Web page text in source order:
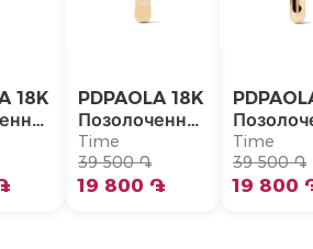
18K
U
PDPAOLA 18K
Позолоченная
Серебряная
Моно-серьга/
PG01-090-U
Time
39 500 ֏
19 800 ֏
Моно-
PG01-
Time
39 500 ֏
19 800